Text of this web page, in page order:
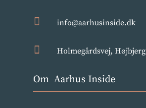
 info@aarhusinside.dk
 Holmegårdsvej, Højbjerg
Om Aarhus Inside